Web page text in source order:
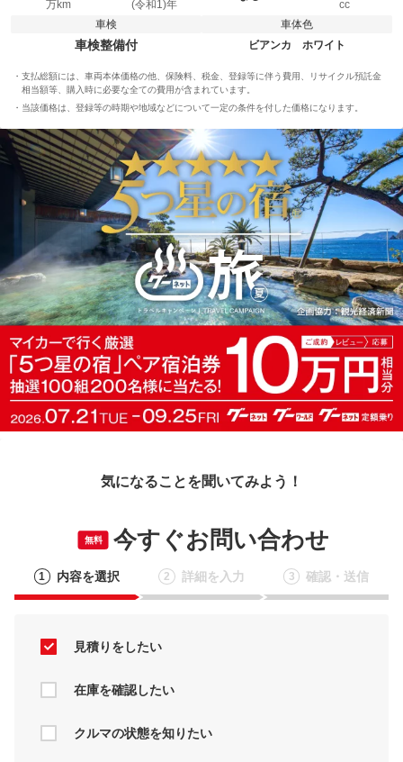
万km (令和1)年
cc
車検
車検整備付
車体色
ビアンカ ホワイト
支払総額には、車両本体価格の他、保険料、税金、登録等に伴う費用、リサイクル預託金
相当額等、購入時に必要な全ての費用が含まれています。
当該価格は、登録等の時期や地域などについて一定の条件を付した価格になります。
気になることを聞いてみよう！
無料 今すぐお問い合わせ
1 内容を選択 2 詳細を入力 3 確認・送信
見積りをしたい
在庫を確認したい
クルマの状態を知りたい